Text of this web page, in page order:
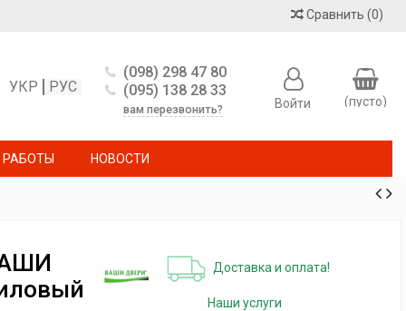
Сравнить (0)
(пусто)
РУС
УКР
(098) 298 47 80
(095) 138 28 33
вам перезвонить? Войти
НОВОСТИ
Доставка и оплата!
Наши услуги